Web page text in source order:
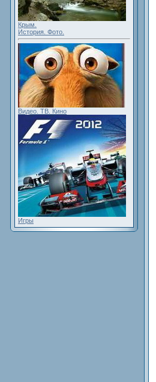
Крым.
История. Фото.
Видео. ТВ. Кино
Игры